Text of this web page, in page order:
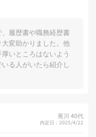
履歴書や職務経歴書
変助かりました。他
いところはないよう
る人がいたら紹介し
尾川 40代
内定日：2025/4/22